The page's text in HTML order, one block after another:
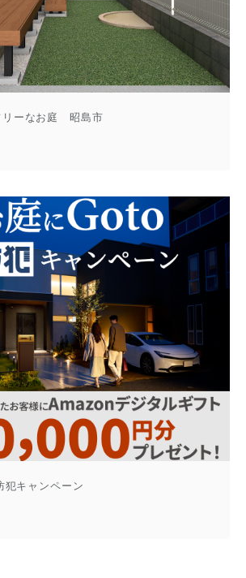
リーなお庭 昭島市
犯キャンペーン